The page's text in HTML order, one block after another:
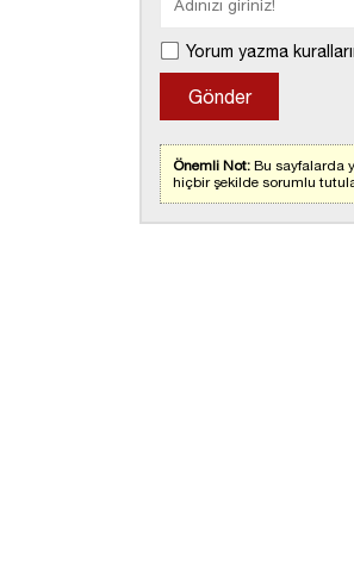
Yorum yazma
Önemli Not: Bu sayfalarda
hiçbir şekilde sorumlu